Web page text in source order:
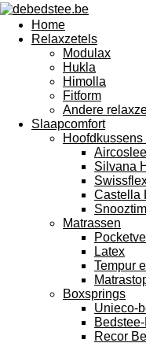
Home
Relaxzetels
Modulax
Hukla
Himolla
Fitform
Andere
Slaapcomfort
Silvana
Castella
Matrassen
Latex
Tempur
Boxsprings
Unieco-
Recor